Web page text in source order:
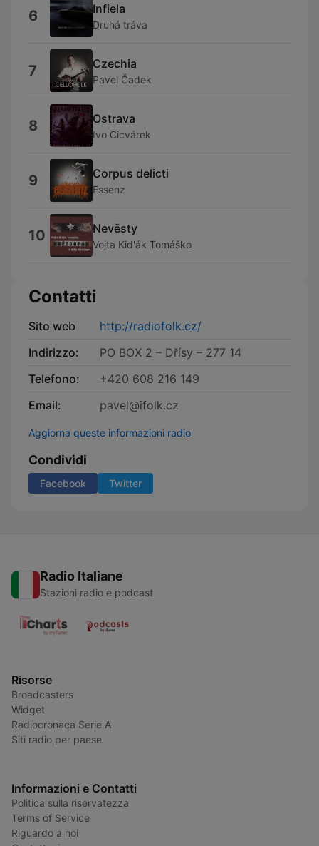
6 Infiela
Druhá tráva
7 Czechia
Pavel Čadek
8 Ostrava
Ivo Cicvárek
9 Corpus delicti
Essenz
10 Nevěsty
Vojta Kid'ák Tomáško
Contatti
Sito web
http://radiofolk.cz/
Indirizzo:
PO BOX 2 – Dřísy – 277 14
Telefono:
+420 608 216 149
Email:
pavel@ifolk.cz
Aggiorna queste informazioni radio
Condividi
Facebook Twitter
Radio Italiane
Stazioni radio e podcast
Risorse
Broadcasters
Widget
Radiocronaca Serie A
Siti radio per paese
Informazioni e Contatti
Politica sulla riservatezza
Terms of Service
Riguardo a noi